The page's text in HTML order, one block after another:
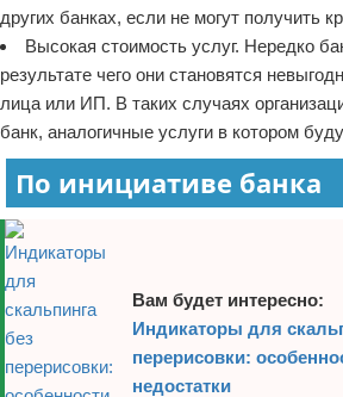
других банках, если не могут получить
Высокая стоимость услуг. Нередко
результате чего они становятся
лица или ИП. В таких случаях
банк, аналогичные услуги в котором
По инициативе банка
Вам будет интересно:
Индикаторы для
перерисовки:
недостатки